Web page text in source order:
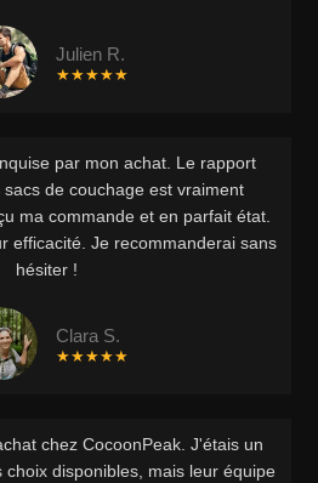
Julien R.
★★★★★
par mon achat. Le rapport
de couchage est vraiment
ma commande et en parfait état.
efficacité. Je recommanderai sans
hésiter !
Clara S.
★★★★★
chez CocoonPeak. J'étais un
disponibles, mais leur équipe